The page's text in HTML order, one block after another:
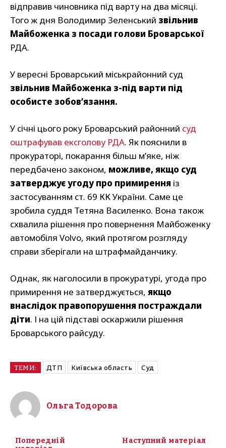
відправив чиновника під варту на два місяці.
Того ж дня Володимир Зеленський звільнив
Майбоженка з посади голови Броварської
РДА.
У вересні Броварський міськрайонний суд
звільнив Майбоженка з-під варти під
особисте зобов’язання.
У січні цього року Броварський районний суд
оштрафував ексголову РДА. Як пояснили в
прокураторі, покарання більш м’яке, ніж
передбачено законом, можливе, якщо суд
затверджує угоду про примирення із
застосуванням ст. 69 КК України. Саме це
зробила суддя Тетяна Василенко. Вона також
схвалила рішення про повернення Майбоженку
автомобіля Volvo, який протягом розгляду
справи зберігали на штрафмайданчику.
Однак, як наголосили в прокуратурі, угода про
примирення не затверджується, якщо
внаслідок правопорушення постраждали
діти. І на цій підставі оскаржили рішення
Броварського райсуду.
ТЕМИ: ДТП Київська область Суд
Ольга Тодорова
Попередній
Наступний матеріал